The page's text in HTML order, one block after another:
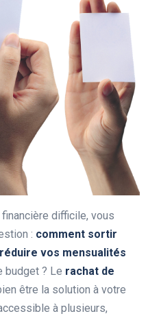
difficile, vous
: comment sortir
réduire vos mensualités
budget ? Le rachat de
être la solution à votre
à plusieurs,